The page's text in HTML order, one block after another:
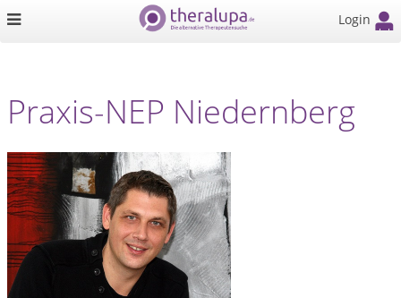
Login
Praxis-NEP Niedernberg